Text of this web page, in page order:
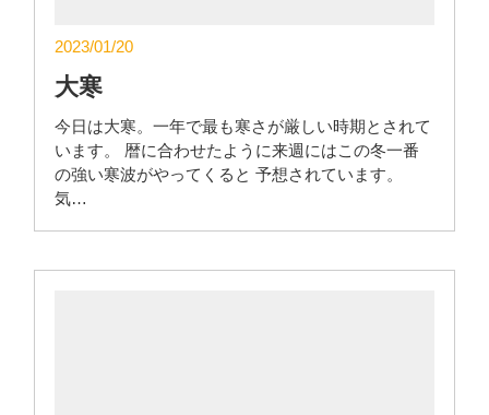
2023/01/20
大寒
今日は大寒。一年で最も寒さが厳しい時期とされて
います。 暦に合わせたように来週にはこの冬一番
の強い寒波がやってくると 予想されています。
気…